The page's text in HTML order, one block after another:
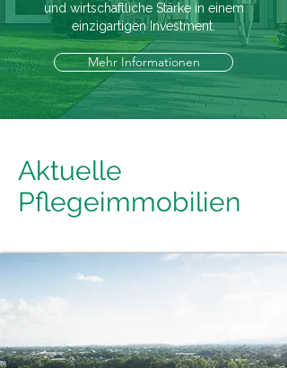
und wirtschaftliche Stärke in einem
einzigartigen Investment.
Mehr Informationen
Aktuelle
Pflegeimmobilien